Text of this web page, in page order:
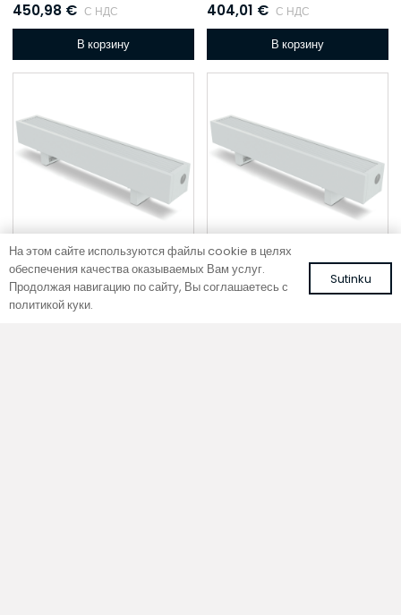
450,98 € С НДС
В корзину
404,01 € С НДС
В корзину
Напольный конвектор
На этом сайте используются файлы cookie в целях
обеспечения качества оказываемых Вам услуг.
Продолжая навигацию по сайту, Вы соглашаетесь с
политикой куки.
Sutinku